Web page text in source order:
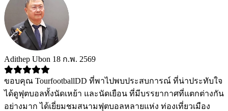
Adithep Ubon 18 ก.พ. 2569
ขอบคุณ TourfootballDD ที่พาไปพบประสบการณ์ ที่น่าประทับใจ
ได้ดูฟุตบอลทั้งนัดเหย้า และนัดเยือน ที่มีบรรยากาศที่แตกต่างกัน
อย่างมาก ได้เยี่ยมชมสนามฟุตบอลหลายแห่ง ท่องเที่ยวเมือง